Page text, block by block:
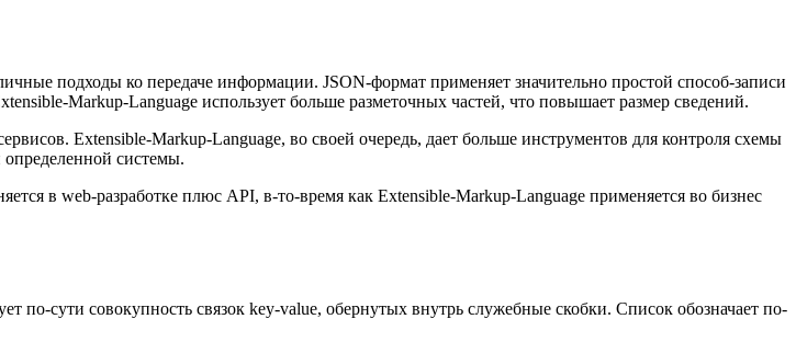
подходы ко передаче информации. JSON-формат применяет значительно простой способ-записи
Markup-Language использует больше разметочных частей, что повышает размер сведений.
Extensible-Markup-Language, во своей очередь, дает больше инструментов для контроля схемы
системы.
в web-разработке плюс API, в-то-время как Extensible-Markup-Language применяется во бизнес
сути совокупность связок key-value, обернутых внутрь служебные скобки. Список обозначает по-